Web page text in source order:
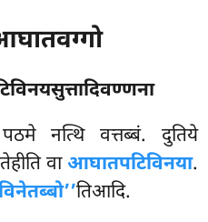
पठमे नत्थि वत्तब्बं. दुतिये
वाआघातपटिविनया.
तिआदि.